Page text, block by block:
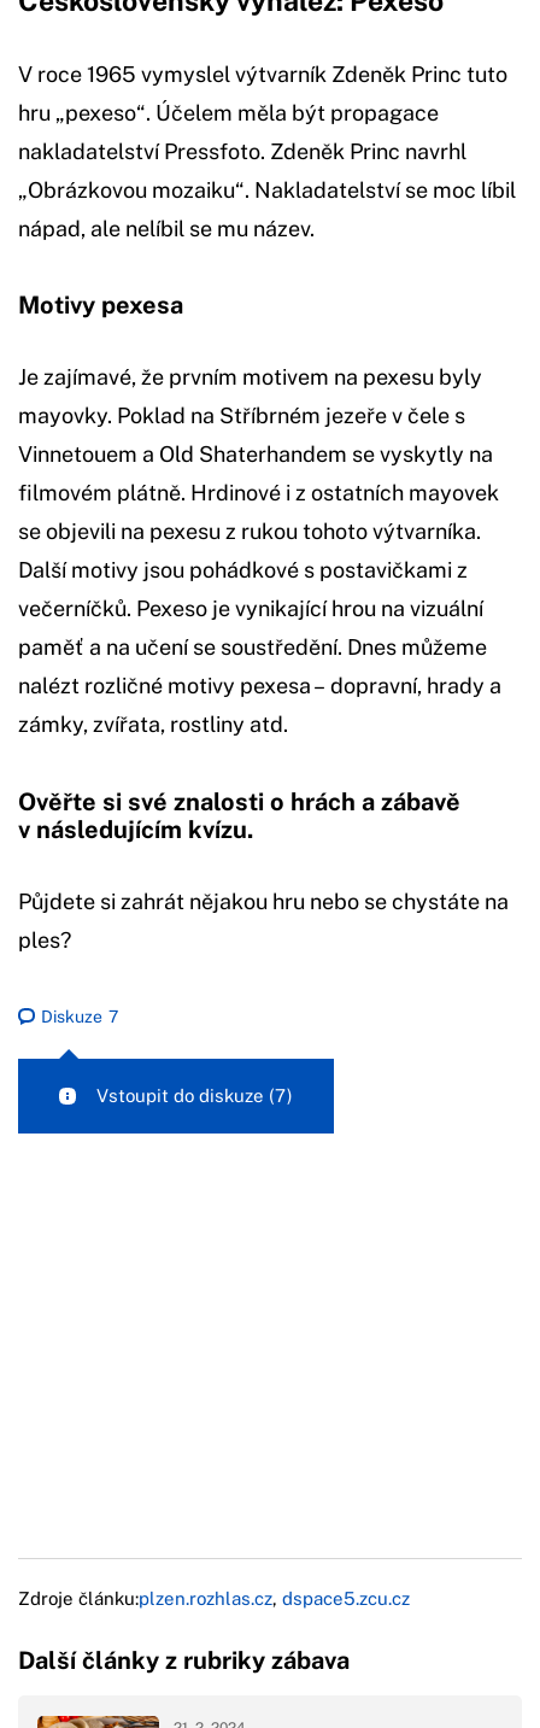
V roce 1965 vymyslel výtvarník Zdeněk Princ tuto
hru „pexeso“. Účelem měla být propagace
nakladatelství Pressfoto. Zdeněk Princ navrhl
„Obrázkovou mozaiku“. Nakladatelství se moc líbil
nápad, ale nelíbil se mu název.
Motivy pexesa
Je zajímavé, že prvním motivem na pexesu byly
mayovky. Poklad na Stříbrném jezeře v čele s
Vinnetouem a Old Shaterhandem se vyskytly na
filmovém plátně. Hrdinové i z ostatních mayovek
se objevili na pexesu z rukou tohoto výtvarníka.
Další motivy jsou pohádkové s postavičkami z
večerníčků. Pexeso je vynikající hrou na vizuální
paměť a na učení se soustředění. Dnes můžeme
nalézt rozličné motivy pexesa – dopravní, hrady a
zámky, zvířata, rostliny atd.
Ověřte si své znalosti o hrách a zábavě
v následujícím kvízu.
Půjdete si zahrát nějakou hru nebo se chystáte na
ples?
Diskuze 7
Vstoupit do diskuze (7)
Zdroje článku:plzen.rozhlas.cz, dspace5.zcu.cz
Další články z rubriky zábava